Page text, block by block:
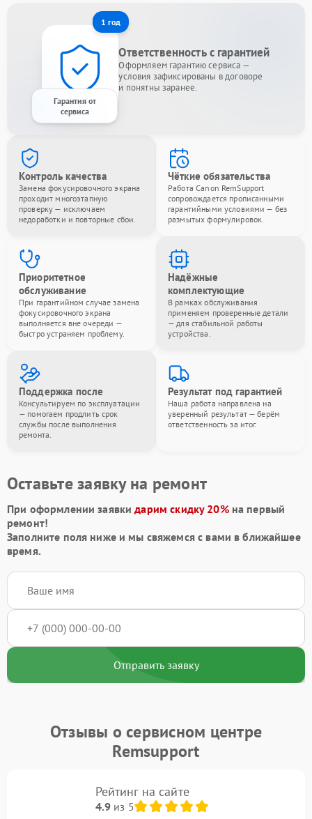
1 год
Гарантия от
сервиса
Ответственность с гарантией
Оформляем гарантию сервиса —
условия зафиксированы в договоре
и понятны заранее.
Контроль качества
Замена фокусировочного экрана
проходит многоэтапную
проверку — исключаем
недоработки и повторные сбои.
Чёткие обязательства
Работа Canon RemSupport
сопровождается прописанными
гарантийными условиями — без
размытых формулировок.
Приоритетное
обслуживание
При гарантийном случае замена
фокусировочного экрана
выполняется вне очереди —
быстро устраняем проблему.
Надёжные
комплектующие
В рамках обслуживания
применяем проверенные детали
— для стабильной работы
устройства.
Поддержка после
Консультируем по эксплуатации
— помогаем продлить срок
службы после выполнения
ремонта.
Результат под гарантией
Наша работа направлена на
уверенный результат — берём
ответственность за итог.
Оставьте заявку на ремонт
При оформлении заявкидарим скидку 20%на первый
ремонт!
Заполните поля ниже и мы свяжемся с вами в ближайшее
время.
Отправить заявку
Отзывы о сервисном центре
Remsupport
Рейтинг на сайте
4.9из 5